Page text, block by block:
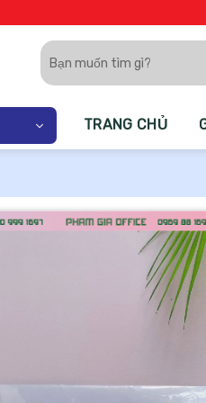
Tìm
kiếm:
TRANG CHỦ